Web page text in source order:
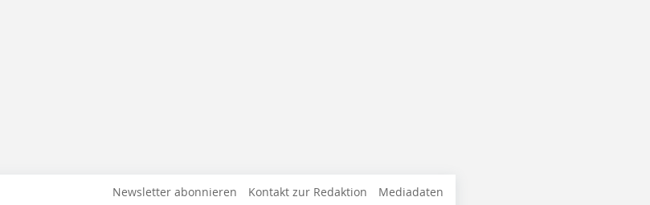
Newsletter abonnieren Kontakt zur Redaktion Mediadaten